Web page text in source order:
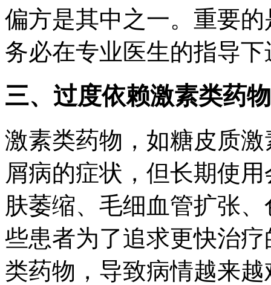
偏方是其中之一。重要
务必在专业医生的指导下
三、过度依赖激素类药物
激素类药物，如糖皮质
屑病的症状，但长期使
肤萎缩、毛细血管扩张
些患者为了追求更快治
类药物，导致病情越来